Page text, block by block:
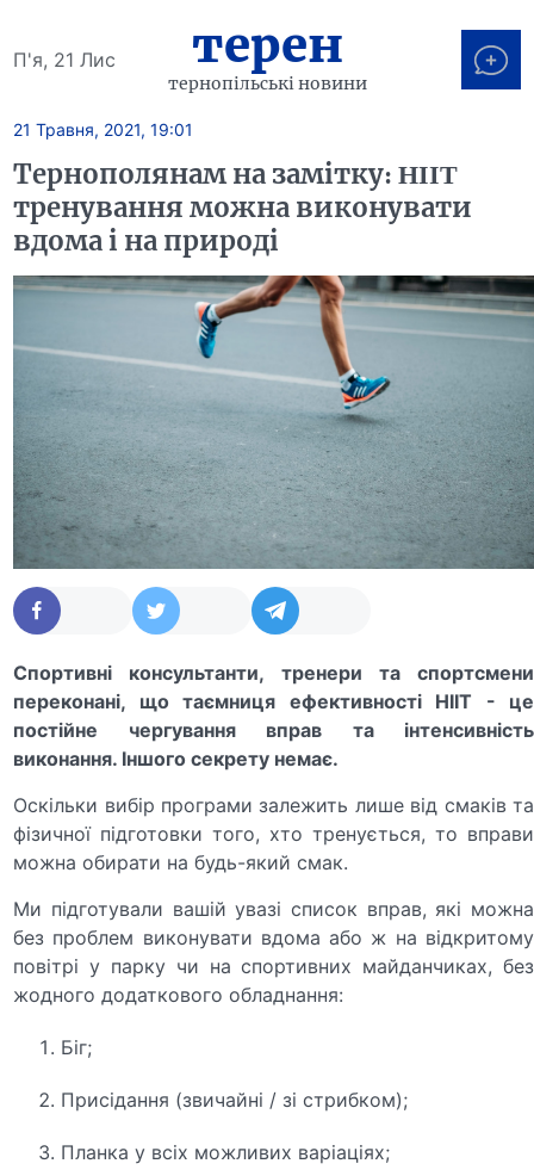
П'я, 21 Лис терен
тернопільські новини
21 Травня, 2021, 19:01
Тернополянам на замітку: HIIT
тренування можна виконувати
вдома і на природі
Спортивні консультанти, тренери та спортсмени
переконані, що таємниця ефективності НІІТ - це
постійне чергування вправ та інтенсивність
виконання. Іншого секрету немає.
Оскільки вибір програми залежить лише від смаків та
фізичної підготовки того, хто тренується, то вправи
можна обирати на будь-який смак.
Ми підготували вашій увазі список вправ, які можна
без проблем виконувати вдома або ж на відкритому
повітрі у парку чи на спортивних майданчиках, без
жодного додаткового обладнання:
Біг;
Присідання (звичайні / зі стрибком);
Планка у всіх можливих варіаціях;